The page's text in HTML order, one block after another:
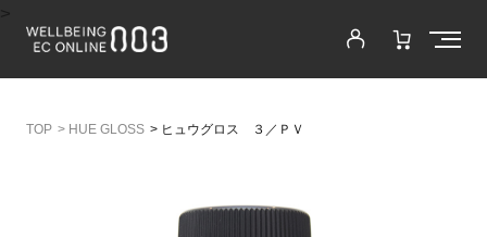
> HUE GLOSS > ヒュウグロス ３／ＰＶ